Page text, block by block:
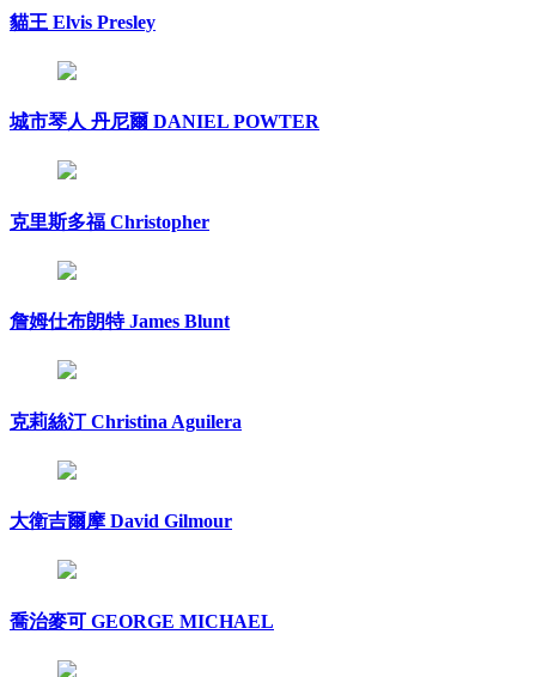
貓王 Elvis Presley
城市琴人 丹尼爾 DANIEL POWTER
克里斯多福 Christopher
詹姆仕布朗特 James Blunt
克莉絲汀 Christina Aguilera
大衛吉爾摩 David Gilmour
喬治麥可 GEORGE MICHAEL